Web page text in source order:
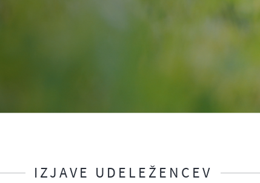
IZJAVE UDELEŽENCEV